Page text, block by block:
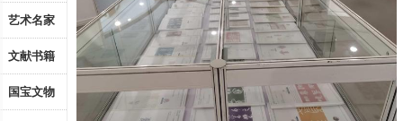
艺术名家
文献书籍
国宝文物